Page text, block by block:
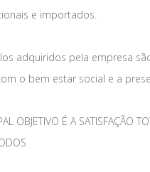
e importados.
adquiridos pela empresa
o bem estar social e a
OBJETIVO É A SATISFAÇÃO